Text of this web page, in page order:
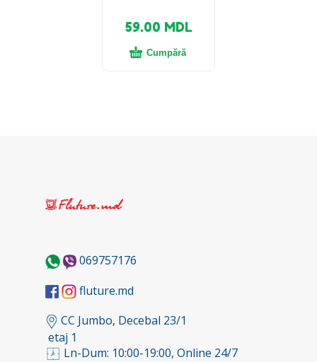
59.00 MDL
Cumpără
069757176
fluture.md
CC Jumbo, Decebal 23/1
etaj 1
Ln-Dum: 10:00-19:00, Online 24/7